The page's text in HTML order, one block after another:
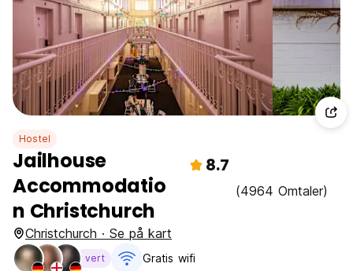
Hostel
Jailhouse
Accommodatio
n Christchurch
8.7
(4964 Omtaler)
Christchurch · Se på kart
vert Gratis wifi‎